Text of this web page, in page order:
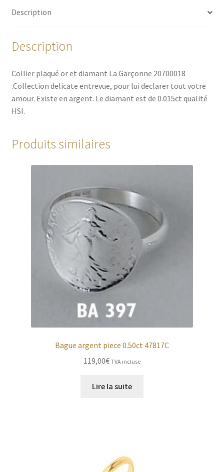
Description
Description
Collier plaqué or et diamant La Garçonne 20700018
.Collection delicate entrevue, pour lui declarer tout votre
amour. Existe en argent. Le diamant est de 0.015ct qualité
HSI.
Produits similaires
Bague argent piece 0.50ct 47817C
119,00€ TVA incluse
Lire la suite